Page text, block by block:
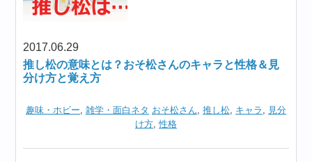
2017.06.29
推し松の意味とは？おそ松さんのキャラと性格＆見
分け方と覚え方
趣味・ホビー, 雑学・面白ネタ おそ松さん, 推し松, キャラ , 見分
け方,性格